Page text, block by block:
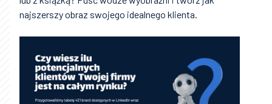
najszerszy obraz swojego idealnego klienta.